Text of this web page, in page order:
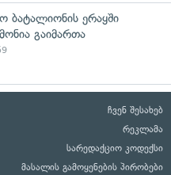
ბატალიონის ერაყში
გაიმართა
ჩვენ შესახებ
რეკლამა
სარედაქციო კოდექსი
მასალის გამოყენების პირობები